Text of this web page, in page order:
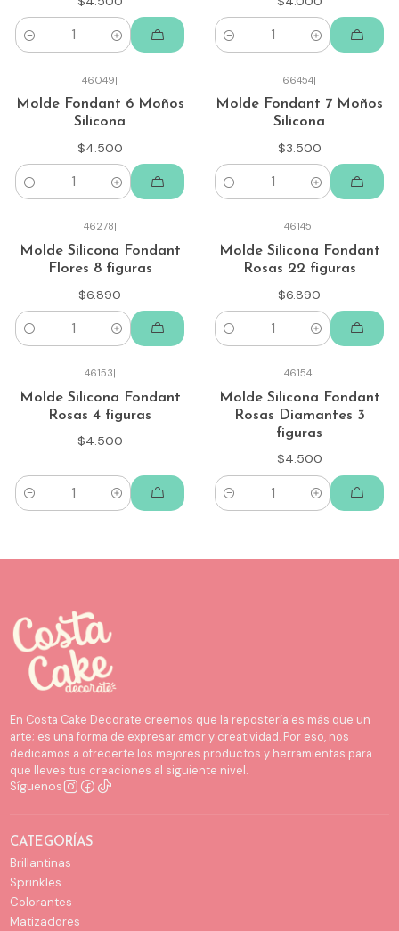
Cantidad Cantidad
46049|
Molde Fondant 6 Moños
Silicona
$4.500
Cantidad
66454|
Molde Fondant 7 Moños
Silicona
$3.500
Cantidad
46278|
Molde Silicona Fondant
Flores 8 figuras
$6.890
Cantidad
46145|
Molde Silicona Fondant
Rosas 22 figuras
$6.890
Cantidad
46153|
Molde Silicona Fondant
Rosas 4 figuras
$4.500
Cantidad
46154|
Molde Silicona Fondant
Rosas Diamantes 3
figuras
$4.500
Cantidad
En Costa Cake Decorate creemos que la repostería es más que un
arte; es una forma de expresar amor y creatividad. Por eso, nos
dedicamos a ofrecerte los mejores productos y herramientas para
que lleves tus creaciones al siguiente nivel.
Síguenos
CATEGORÍAS
Brillantinas
Sprinkles
Colorantes
Matizadores